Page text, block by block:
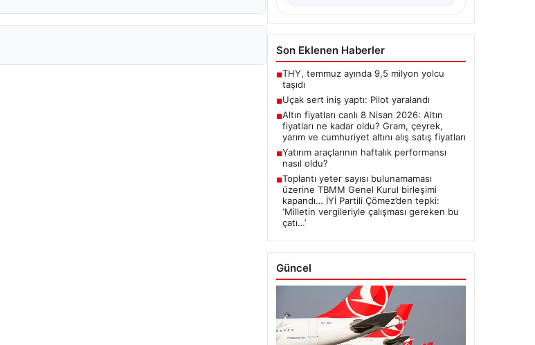
Son Eklenen Haberler
■THY, temmuz ayında 9,5 milyon yolcu
taşıdı
■Uçak sert iniş yaptı: Pilot yaralandı
■Altın fiyatları canlı 8 Nisan 2026: Altın
fiyatları ne kadar oldu? Gram, çeyrek,
yarım ve cumhuriyet altını alış satış fiyatları
■Yatırım araçlarının haftalık performansı
nasıl oldu?
■Toplantı yeter sayısı bulunamaması
üzerine TBMM Genel Kurul birleşimi
kapandı… İYİ Partili Çömez’den tepki:
‘Milletin vergileriyle çalışması gereken bu
çatı…’
Güncel